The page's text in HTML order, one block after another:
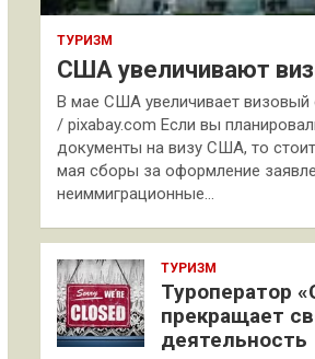
ТУРИЗМ
США увеличивают
В мае США увеличивает визовый
/ pixabay.com Если вы
документы на визу США, то
мая сборы за оформление
неиммиграционные…
ТУРИЗМ
Туроператор
прекращает
деятельность